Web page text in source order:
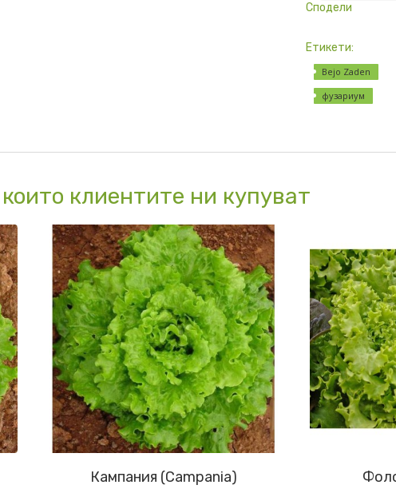
Сподели
Етикети:
Bejo Zaden
фузариум
клиентите ни купуват
Кампания (Campania)